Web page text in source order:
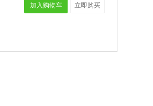
加入购物车 立即购买